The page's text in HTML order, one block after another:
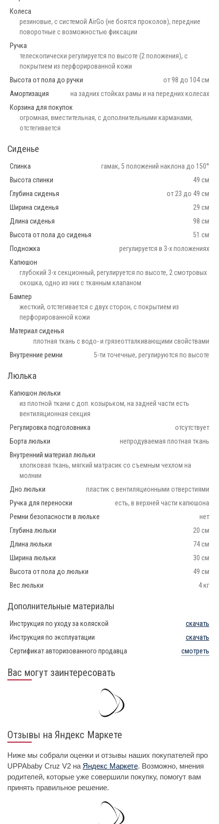
Колеса
резиновые, c системой AirGo (не боятся проколов), передние
поворотные с возможностью фиксации
Ручка
телескопически регулируется по высоте (2 положения), с
покрытием из перфорированной кожи
Высота от пола до ручки
от 98 до 104 см
Амортизация
на задних стойках рамы и на передних колесах
Корзина для покупок
огромная, вместительная, с дополнительными карманами,
отстегивается
Сиденье
Спинка
гамак, 5 положений наклона до 150°
Высота спинки
49 см
Глубина сиденья
от 23 до 49 см
Ширина сиденья
29 см
Длина сиденья
98 см
Высота от пола до сиденья
51 см
Подножка
регулируется в 3-х положениях
Капюшон
глубокий 3-х секционный, регулируется по высоте, 2 смотровых
окошка, одно из них с тканным клапаном
Бампер
жесткий, отстегивается с двух сторон, с покрытием из
перфорированной кожи
Материал сиденья
плотная ткань с водо- и грязеотталкивающими свойствами
Внутренние ремни
5-ти точечные, регулируются по высоте
Люлька
Капюшон люльки
из плотной ткани с доп. козырьком, на задней части есть
вентиляционная секция
Регулировка подголовника
отсутствует
Борта люльки
непродуваемая плотная ткань
Внутренний материал люльки
хлопковая ткань, мягкий матрасик со съемным чехлом на
молнии
Дно люльки
пластик с вентиляционными отверстиями
Ручка для переноски
есть, в верхней части капюшона
Ремни безопасности в люльке
нет
Глубина люльки
20 см
Длина люльки
74 см
Ширина люльки
30 см
Высота от пола до люльки
49 см
Вес люльки
4 кг
Дополнительные материалы
Инструкция по уходу за коляской
скачать
Инструкция по эксплуатации
скачать
Сертификат авторизованного продавца
смотреть
Вас могут заинтересовать
Отзывы на Яндекс Маркете
Ниже мы собрали оценки и отзывы наших покупателей про
UPPAbaby Cruz V2 на Яндекс Маркете. Возможно, мнения
родителей, которые уже совершили покупку, помогут вам
принять правильное решение.